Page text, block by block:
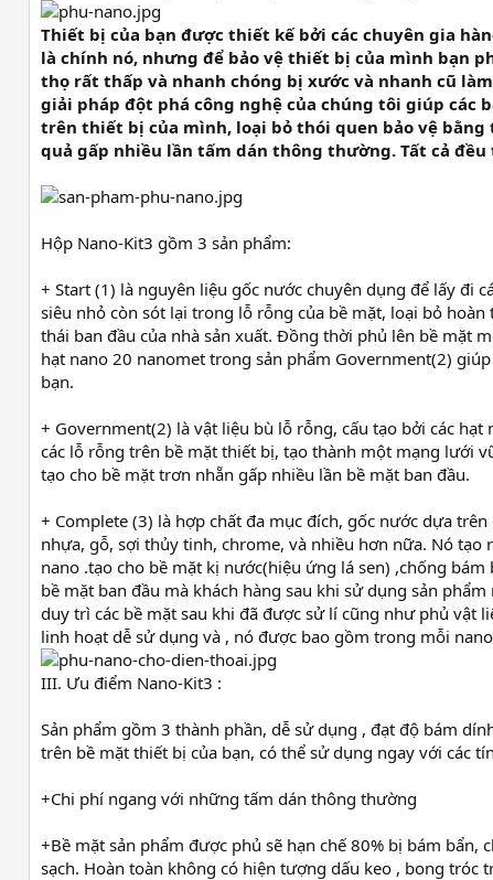
Thiết bị của bạn được thiết kế bởi các chuyên gia
là chính nó, nhưng để bảo vệ thiết bị của mình bạn
thọ rất thấp và nhanh chóng bị xước và nhanh cũ
giải pháp đột phá công nghệ của chúng tôi giúp các
trên thiết bị của mình, loại bỏ thói quen bảo vệ
quả gấp nhiều lần tấm dán thông thường. Tất cả
Hộp Nano-Kit3 gồm 3 sản phẩm:
+ Start (1) là nguyên liệu gốc nước chuyên dụng để lấy đi
siêu nhỏ còn sót lại trong lỗ rỗng của bề mặt, loại bỏ
thái ban đầu của nhà sản xuất. Đồng thời phủ lên bề mặt
hạt nano 20 nanomet trong sản phẩm Government(2)
bạn.
+ Government(2) là vật liệu bù lỗ rỗng, cấu tạo bởi các
các lỗ rỗng trên bề mặt thiết bị, tạo thành một mạng lưới
tạo cho bề mặt trơn nhẵn gấp nhiều lần bề mặt ban đầu.
+ Complete (3) là hợp chất đa mục đích, gốc nước dựa
nhựa, gỗ, sợi thủy tinh, chrome, và nhiều hơn nữa. Nó
nano .tạo cho bề mặt kị nước(hiệu ứng lá sen) ,chống
bề mặt ban đầu mà khách hàng sau khi sử dụng sản
duy trì các bề mặt sau khi đã được sử lí cũng như phủ vật
linh hoạt dễ sử dụng và , nó được bao gồm trong mỗi
III. Ưu điểm Nano-Kit3 :
Sản phẩm gồm 3 thành phần, dễ sử dụng , đạt độ bám
trên bề mặt thiết bị của bạn, có thể sử dụng ngay với các
+Chi phí ngang với những tấm dán thông thường
+Bề mặt sản phẩm được phủ sẽ hạn chế 80% bị bám
sạch. Hoàn toàn không có hiện tượng dấu keo , bong tróc